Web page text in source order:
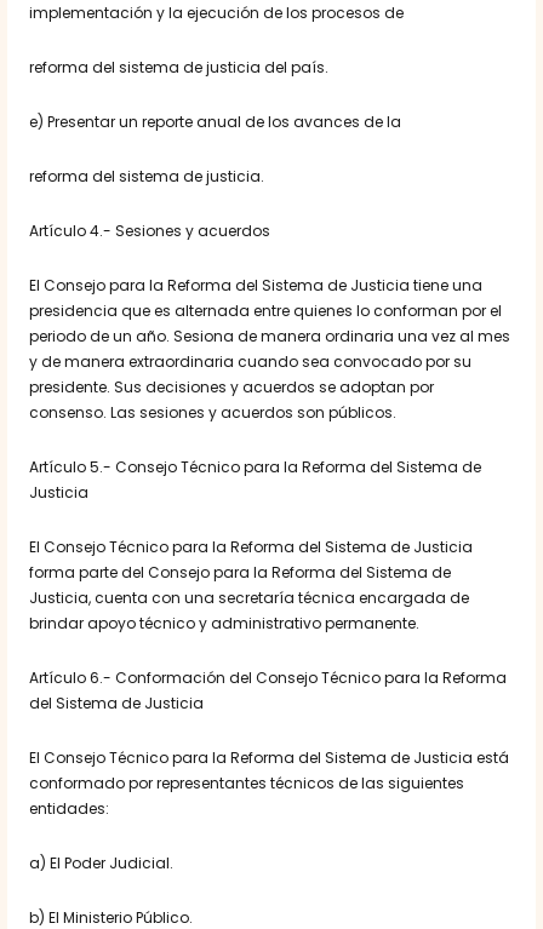
implementación y la ejecución de los procesos de
reforma del sistema de justicia del país.
e) Presentar un reporte anual de los avances de la
reforma del sistema de justicia.
Artículo 4.- Sesiones y acuerdos
El Consejo para la Reforma del Sistema de Justicia tiene una
presidencia que es alternada entre quienes lo conforman por el
periodo de un año. Sesiona de manera ordinaria una vez al mes
y de manera extraordinaria cuando sea convocado por su
presidente. Sus decisiones y acuerdos se adoptan por
consenso. Las sesiones y acuerdos son públicos.
Artículo 5.- Consejo Técnico para la Reforma del Sistema de
Justicia
El Consejo Técnico para la Reforma del Sistema de Justicia
forma parte del Consejo para la Reforma del Sistema de
Justicia, cuenta con una secretaría técnica encargada de
brindar apoyo técnico y administrativo permanente.
Artículo 6.- Conformación del Consejo Técnico para la Reforma
del Sistema de Justicia
El Consejo Técnico para la Reforma del Sistema de Justicia está
conformado por representantes técnicos de las siguientes
entidades:
a) El Poder Judicial.
b) El Ministerio Público.